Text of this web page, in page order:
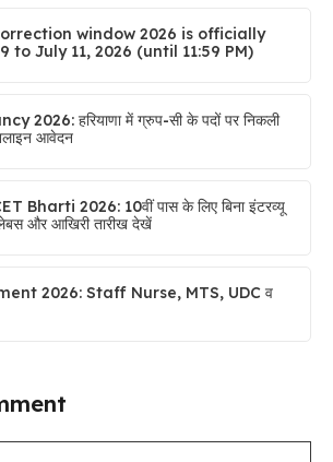
window 2026 is officially
to July 11, 2026 (until 11:59 PM)
2026: हरियाणा में ग्रुप-सी के पदों पर निकली
आवेदन
Bharti 2026: 10वीं पास के लिए बिना इंटरव्यू
और आखिरी तारीख देखें
2026: Staff Nurse, MTS, UDC व